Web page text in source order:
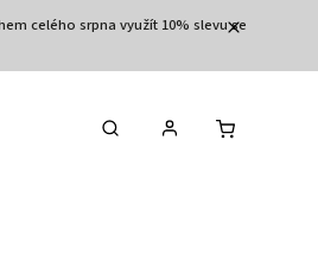
celého srpna využít 10% slevu se
Tělo